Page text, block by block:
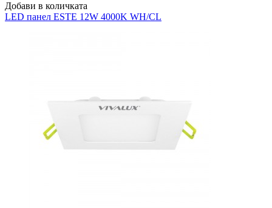
Добави в количката
LED панел ESTE 12W 4000K WH/CL